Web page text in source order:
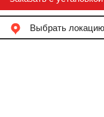
Выбрать локацию